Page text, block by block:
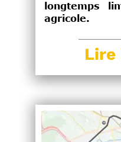
longtemps
agricole.
Lire